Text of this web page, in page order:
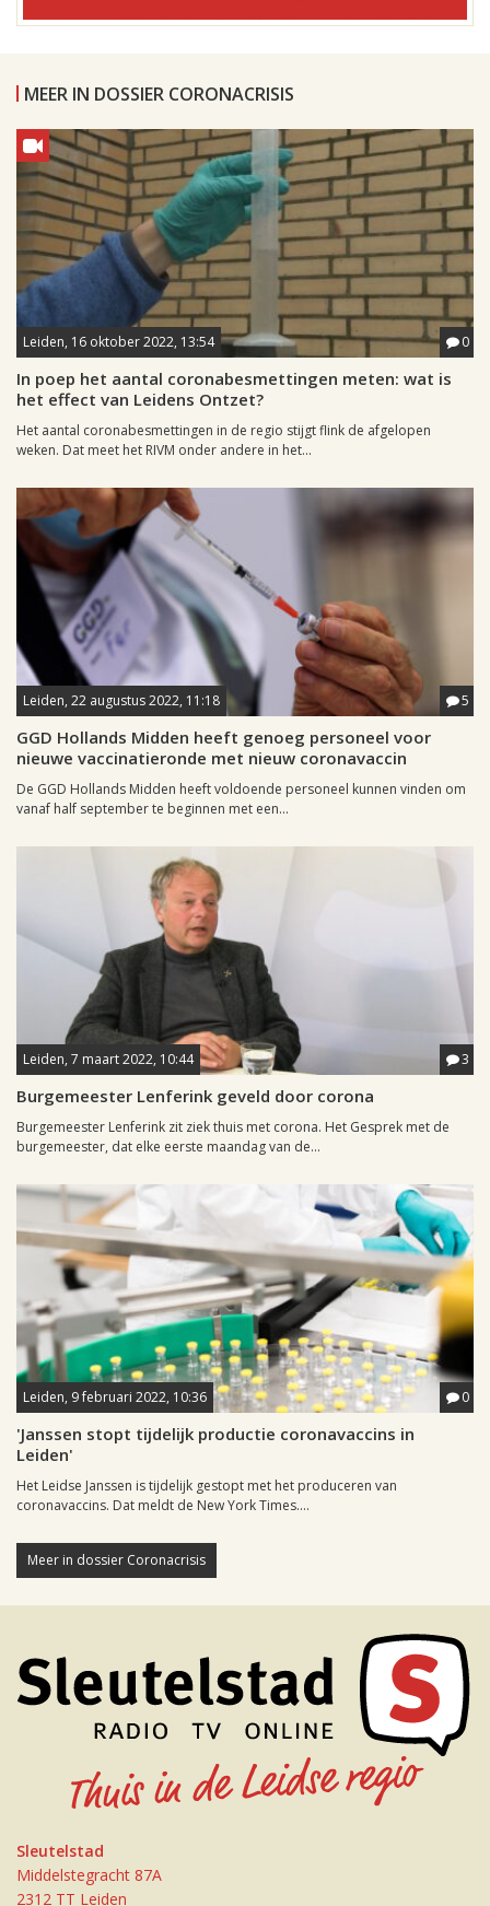
MEER IN DOSSIER CORONACRISIS
Leiden, 16 oktober 2022, 13:54 0
In poep het aantal coronabesmettingen meten: wat is
het effect van Leidens Ontzet?
Het aantal coronabesmettingen in de regio stijgt flink de afgelopen
weken. Dat meet het RIVM onder andere in het...
Leiden, 22 augustus 2022, 11:18 5
GGD Hollands Midden heeft genoeg personeel voor
nieuwe vaccinatieronde met nieuw coronavaccin
De GGD Hollands Midden heeft voldoende personeel kunnen vinden om
vanaf half september te beginnen met een...
Leiden, 7 maart 2022, 10:44 3
Burgemeester Lenferink geveld door corona
Burgemeester Lenferink zit ziek thuis met corona. Het Gesprek met de
burgemeester, dat elke eerste maandag van de...
Leiden, 9 februari 2022, 10:36 0
'Janssen stopt tijdelijk productie coronavaccins in
Leiden'
Het Leidse Janssen is tijdelijk gestopt met het produceren van
coronavaccins. Dat meldt de New York Times....
Meer in dossier Coronacrisis
Sleutelstad
Middelstegracht 87A
2312 TT Leiden